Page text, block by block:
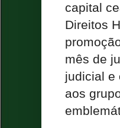
capital
Direitos
mês de
judicial e
aos